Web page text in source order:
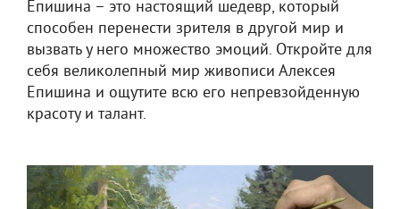
Епишина – это настоящий шедевр, который
способен перенести зрителя в другой мир и
вызвать у него множество эмоций. Откройте для
себя великолепный мир живописи Алексея
Епишина и ощутите всю его непревзойденную
красоту и талант.